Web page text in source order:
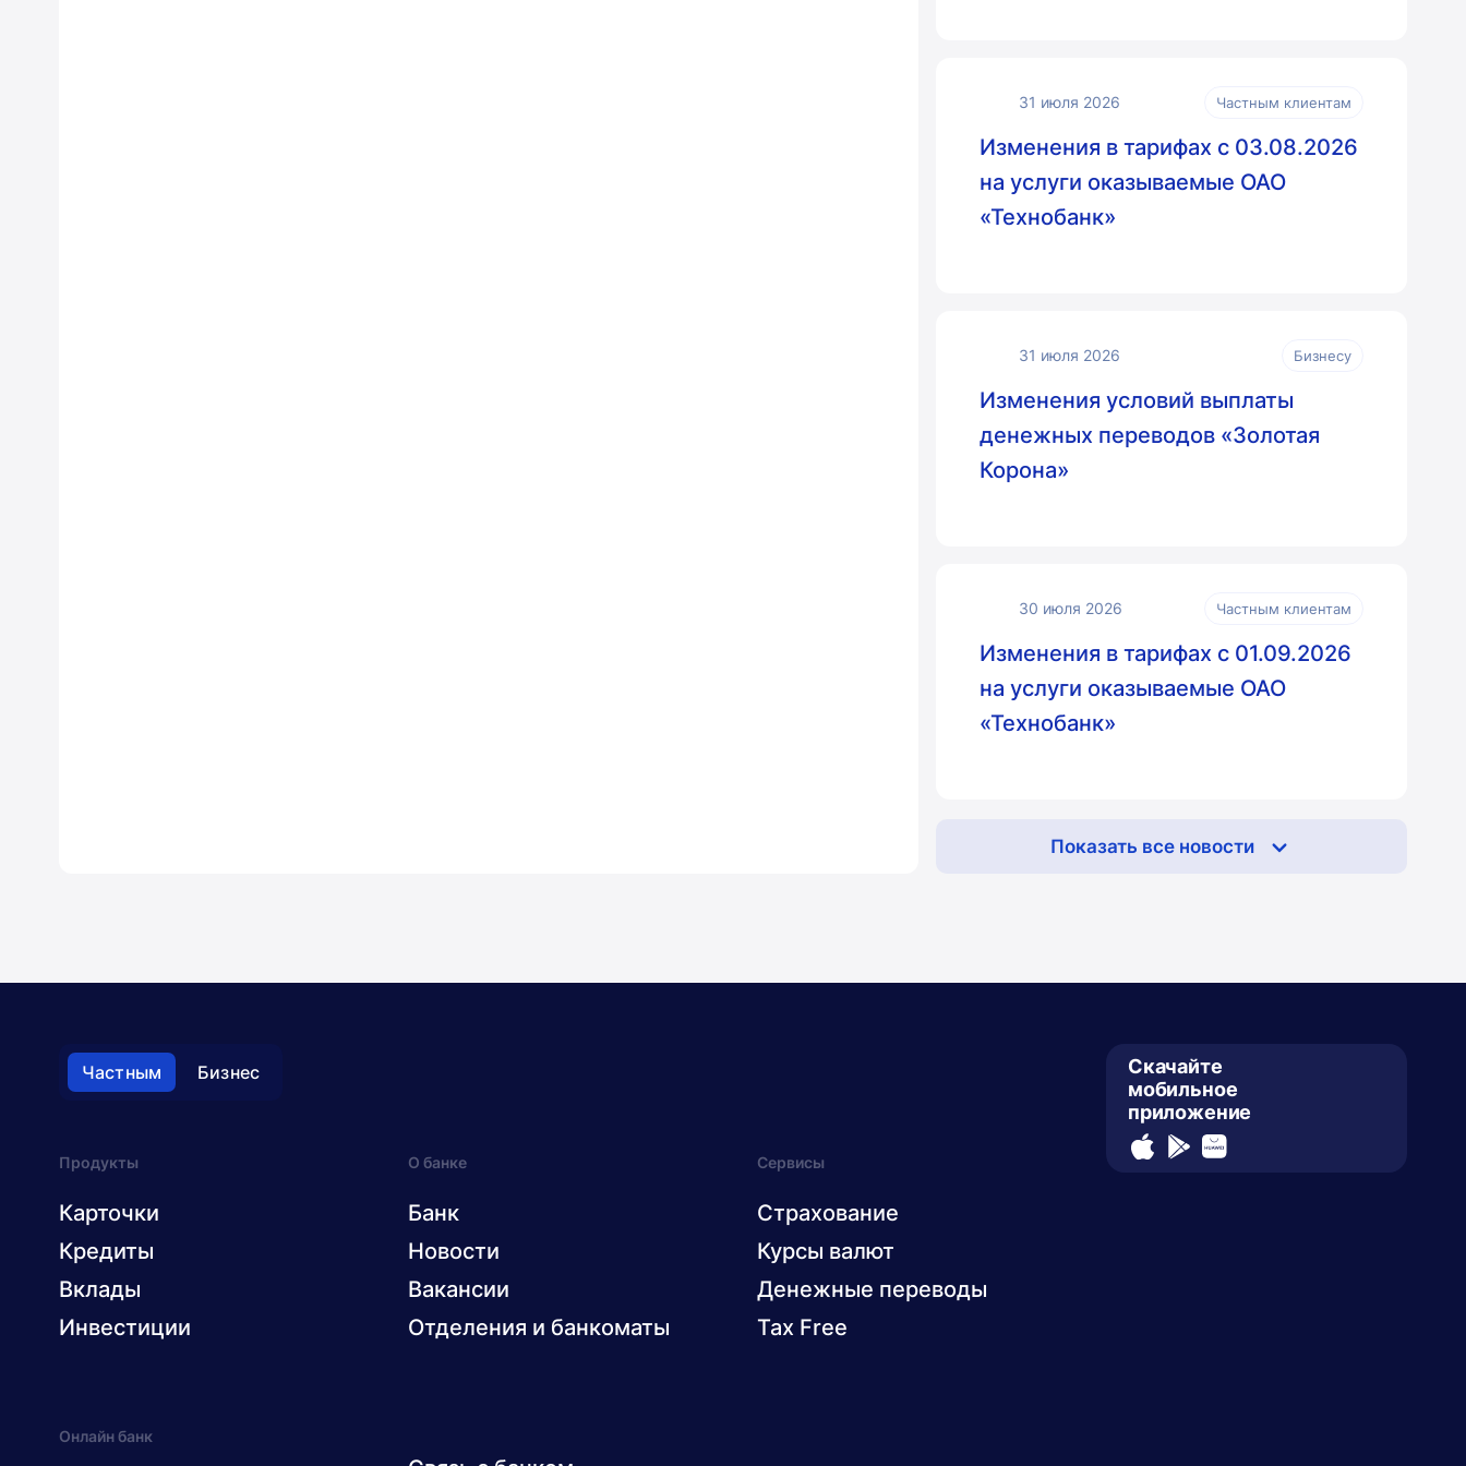
31 июля 2026 Частным клиентам
Изменения в тарифах с 03.08.2026
на услуги оказываемые ОАО
«Технобанк»
31 июля 2026 Бизнесу
Изменения условий выплаты
денежных переводов «Золотая
Корона»
30 июля 2026 Частным клиентам
Изменения в тарифах с 01.09.2026
на услуги оказываемые ОАО
«Технобанк»
Показать все новости
Частным Бизнес
Продукты
Карточки
Кредиты
Вклады
Инвестиции
О банке
Банк
Новости
Вакансии
Отделения и банкоматы
Сервисы
Страхование
Курсы валют
Денежные переводы
Tax Free
Онлайн банк
Скачайте
мобильное
приложение